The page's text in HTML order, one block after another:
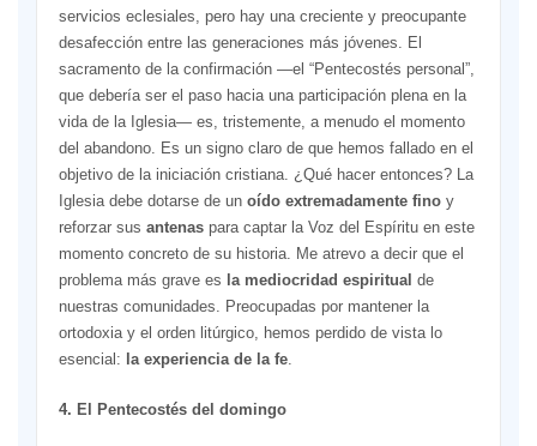
servicios eclesiales, pero hay una creciente y preocupante
desafección entre las generaciones más jóvenes. El
sacramento de la confirmación —el “Pentecostés personal”,
que debería ser el paso hacia una participación plena en la
vida de la Iglesia— es, tristemente, a menudo el momento
del abandono. Es un signo claro de que hemos fallado en el
objetivo de la iniciación cristiana. ¿Qué hacer entonces? La
Iglesia debe dotarse de un oído extremadamente finoy
reforzar sus antenaspara captar la Voz del Espíritu en este
momento concreto de su historia. Me atrevo a decir que el
problema más grave es la mediocridad espiritual de
nuestras comunidades. Preocupadas por mantener la
ortodoxia y el orden litúrgico, hemos perdido de vista lo
esencial: la experiencia de la fe.
4. El Pentecostés del domingo